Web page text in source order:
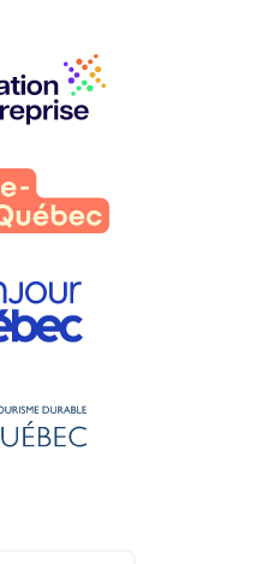
partenaires
: